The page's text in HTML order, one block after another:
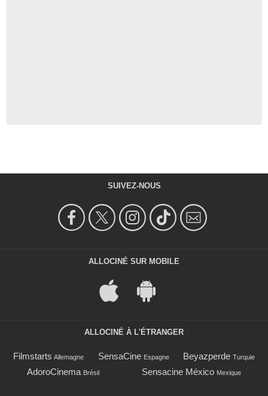
SUIVEZ-NOUS
ALLOCINÉ SUR MOBILE
ALLOCINÉ À L'ÉTRANGER
Filmstarts Allemagne SensaCine Espagne Beyazperde Turquie
AdoroCinema Brésil Sensacine México Mexique